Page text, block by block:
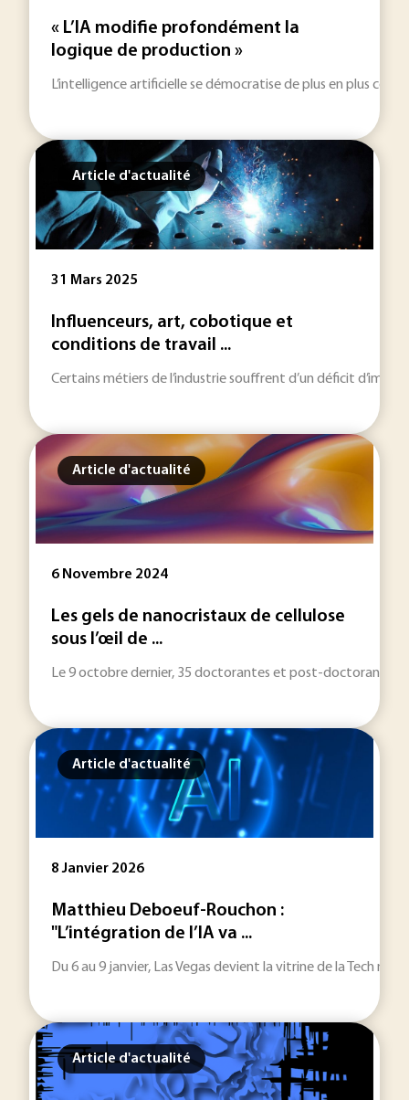
« L’IA modifie profondément la
logique de production »
L’intelligence artificielle se démocratise de plus en plus
Article d'actualité
31 Mars 2025
Influenceurs, art, cobotique et
conditions de travail ...
Certains métiers de l’industrie souffrent d’un déficit
Article d'actualité
6 Novembre 2024
Les gels de nanocristaux de cellulose
sous l’œil de ...
Le 9 octobre dernier, 35 doctorantes et post-doctorantes se
Article d'actualité
8 Janvier 2026
Matthieu Deboeuf-Rouchon :
"L’intégration de l’IA va ...
Du 6 au 9 janvier, Las Vegas devient la vitrine de la Tech
Article d'actualité